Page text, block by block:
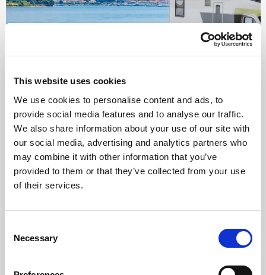
This website uses cookies
We use cookies to personalise content and ads, to
provide social media features and to analyse our traffic.
We also share information about your use of our site with
our social media, advertising and analytics partners who
may combine it with other information that you’ve
provided to them or that they’ve collected from your use
of their services.
Selection
Necessary
Arena Tašalera Campsite
Premantura
Mali, prijateljski kamp potpuno je uronjen u očuvanu prirodu
kilometara od najvećeg istarskog grada – Pule, i samo jedan
devet hektara zemlje pretežito pokrivene bujnom borovom šumom i
s kamp prikolicama. Stjenovita plaža proteže se obalom kampa, dok